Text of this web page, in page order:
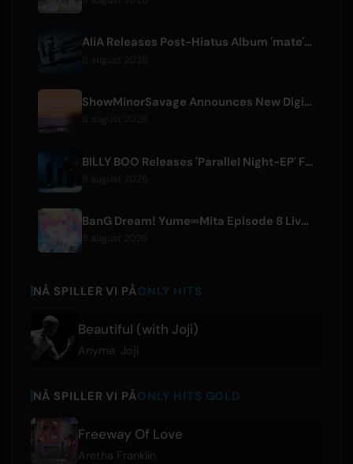
AliA Releases Post-Hiatus Album 'mate', Announces Tokyo Live
ShowMinorSavage Announces New Digital Single 'Gradation'
BILLY BOO Releases 'Parallel Night-EP' Featuring TV Drama Theme Song
BanG Dream! Yume∞Mita Episode 8 Live Clip Released
NÅ SPILLER VI PÅONLY HITS
Beautiful (with Joji)
Anyma Joji
NÅ SPILLER VI PÅONLY HITS GOLD
Freeway Of Love
Aretha Franklin